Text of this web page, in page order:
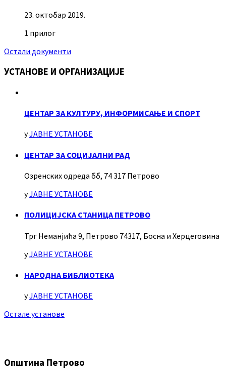
23. октобар 2019.
1 прилог
Остали документи
УСТАНОВЕ И ОРГАНИЗАЦИЈЕ
ЦЕНТАР ЗА КУЛТУРУ, ИНФОРМИСАЊЕ И СПОРТ
уЈАВНЕ УСТАНОВЕ
ЦЕНТАР ЗА СОЦИЈАЛНИ РАД
Озренских одреда бб, 74 317 Петрово
уЈАВНЕ УСТАНОВЕ
ПОЛИЦИЈСКА СТАНИЦА ПЕТРОВО
Трг Неманјића 9, Петрово 74317, Босна и Херцеговина
уЈАВНЕ УСТАНОВЕ
НАРОДНА БИБЛИОТЕКА
уЈАВНЕ УСТАНОВЕ
Остале установе
Општина Петрово